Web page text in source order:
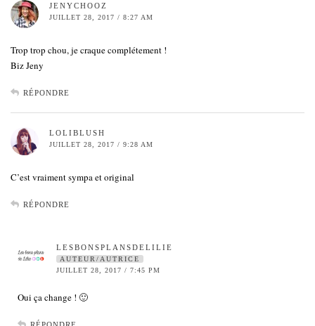
JENYCHOOZ
JUILLET 28, 2017 / 8:27 AM
Trop trop chou, je craque complétement !
Biz Jeny
RÉPONDRE
LOLIBLUSH
JUILLET 28, 2017 / 9:28 AM
C’est vraiment sympa et original
RÉPONDRE
LESBONSPLANSDELILIE
AUTEUR/AUTRICE
JUILLET 28, 2017 / 7:45 PM
Oui ça change ! 🙂